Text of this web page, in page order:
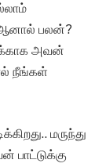
ஆனால் பலன்?
அவன்
நீங்கள்
மருந்து
பாட்டுக்கு